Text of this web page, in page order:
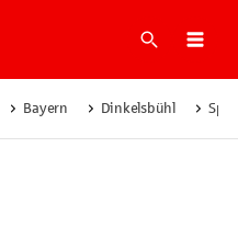
Suche
Bayern Dinkelsbühl